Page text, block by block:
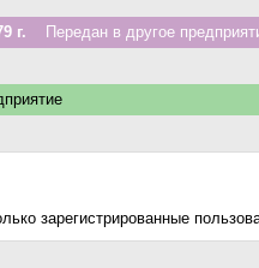
г. Передан в другое
зарегистрированные